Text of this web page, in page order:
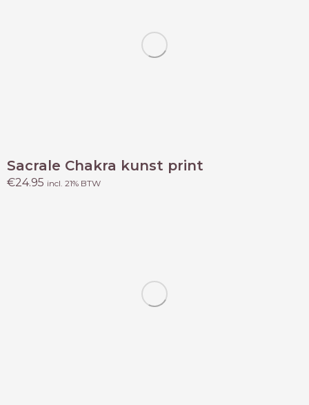
Sacrale Chakra kunst print
€24.95 incl. 21% BTW